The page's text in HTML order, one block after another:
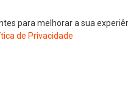
para melhorar a sua
de Privacidade